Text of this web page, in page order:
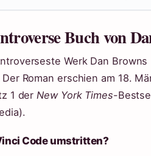
Buch von
Werk Dan
Der Roman erschien am 18.
1 der New York Times-
Code umstritten?